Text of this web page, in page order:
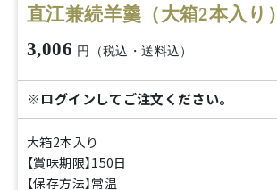
直江兼続羊羹（大箱2本入り）
3,006 円（税込・送料込）
※ログインしてご注文ください。
大箱2本入り
【賞味期限】150日
【保存方法】常温